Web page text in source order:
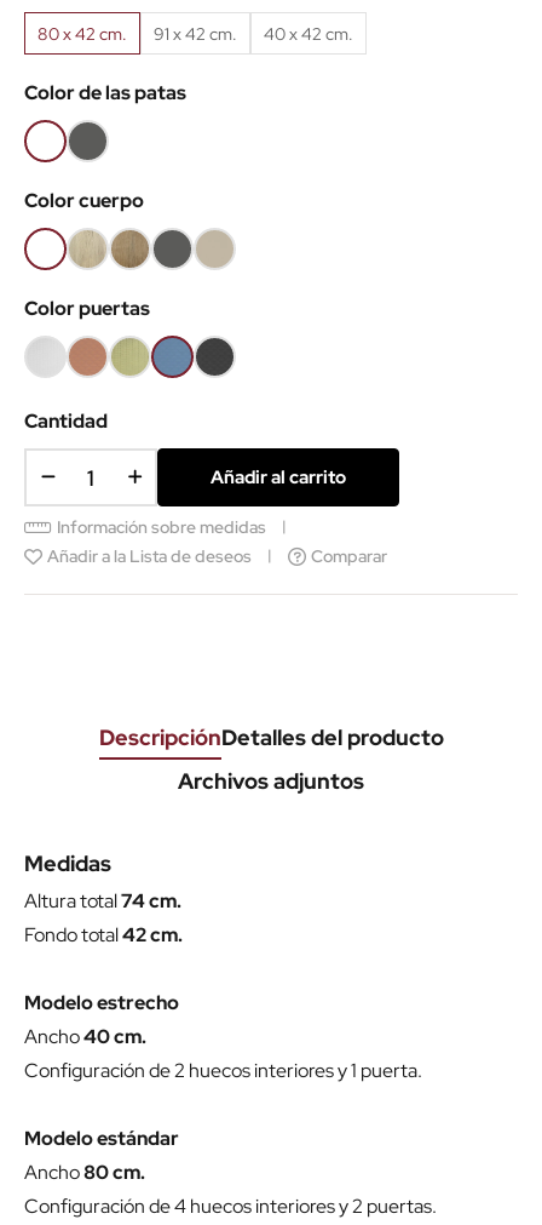
80 x 42 cm. 91 x 42 cm. 40 x 42 cm.
Color de las patas
Blanco
(EMB)
Antracita
(EMB)
Color cuerpo
Blanco
(EMB)
Roble
claro
(EMB)
Roble
Nuez
(EMB)
Antracita
(EMB)
Arena
(EMB)
Color puertas
Blanco
texturado
Coral
texturado
Verde
texturado
Azul
texturado
Gris
texturado
Cantidad
Añadir al carrito
Información sobre medidas
Añadir a la Lista de deseos
Comparar
DescripciónDetalles del producto
Archivos adjuntos
Medidas
Altura total74 cm.
Fondo total42 cm.
Modelo estrecho
Ancho40 cm.
Configuración de 2 huecos interiores y 1 puerta.
Modelo estándar
Ancho80 cm.
Configuración de 4 huecos interiores y 2 puertas.